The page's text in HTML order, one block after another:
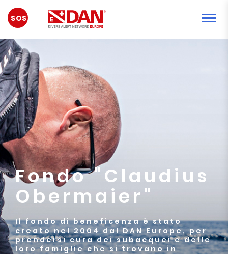
EMERGENZA
Fondo "Claudius
Obermaier"
Il fondo di beneficenza è stato
creato nel 2004 dal DAN Europe, per
prendersi cura dei subacquei e delle
loro famiglie che si trovano in